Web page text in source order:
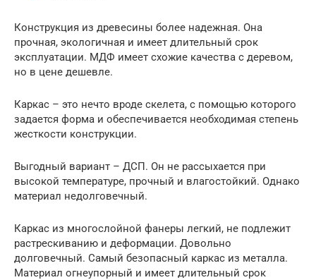
Конструкция из древесины более надежная. Она
прочная, экологичная и имеет длительный срок
эксплуатации. МДФ имеет схожие качества с деревом,
но в цене дешевле.
Каркас – это нечто вроде скелета, с помощью которого
задается форма и обеспечивается необходимая степень
жесткости конструкции.
Выгодный вариант – ДСП. Он не рассыхается при
высокой температуре, прочный и влагостойкий. Однако
материал недолговечный.
Каркас из многослойной фанеры легкий, не подлежит
растрескиванию и деформации. Довольно
долговечный. Самый безопасный каркас из металла.
Материал огнеупорный и имеет длительный срок